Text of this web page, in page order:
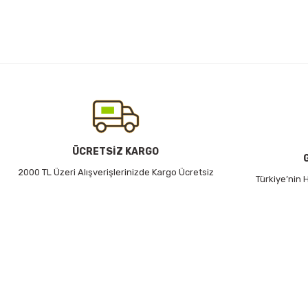
Ürün bilgilerinde hatalar bulunuyor.
Ürün fiyatı diğer sitelerden daha pahalı.
Bu ürüne benzer farklı alternatifler olmalı.
ÜCRETSİZ KARGO
2000 TL Üzeri Alışverişlerinizde Kargo Ücretsiz
Türkiye’nin